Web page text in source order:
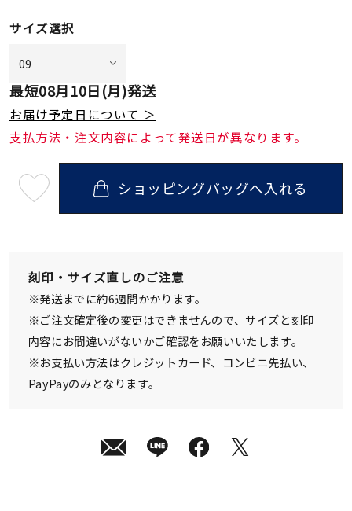
サイズ選択
最短08月10日(月)発送
お届け予定日について ＞
支払方法・注文内容によって発送日が異なります。
08
送
¥19,800 (tax
in)
ショッピングバッグへ入れる
刻印・サイズ直しのご注意
※発送までに約6週間かかります。
※ご注文確定後の変更はできませんので、サイズと刻印
内容にお間違いがないかご確認をお願いいたします。
※お支払い方法はクレジットカード、コンビニ先払い、
PayPayのみとなります。